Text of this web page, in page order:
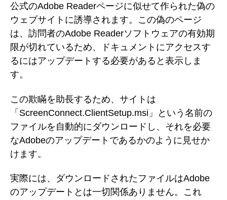
公式のAdobe Readerページに似せて作られた偽の
ウェブサイトに誘導されます。この偽のページ
は、訪問者のAdobe Readerソフトウェアの有効期
限が切れているため、ドキュメントにアクセスす
るにはアップデートする必要があると表示しま
す。
この欺瞞を助長するため、サイトは
「ScreenConnect.ClientSetup.msi」という名前の
ファイルを自動的にダウンロードし、それを必要
なAdobeのアップデートであるかのように見せか
けます。
実際には、ダウンロードされたファイルはAdobe
のアップデートとは一切関係ありません。これ